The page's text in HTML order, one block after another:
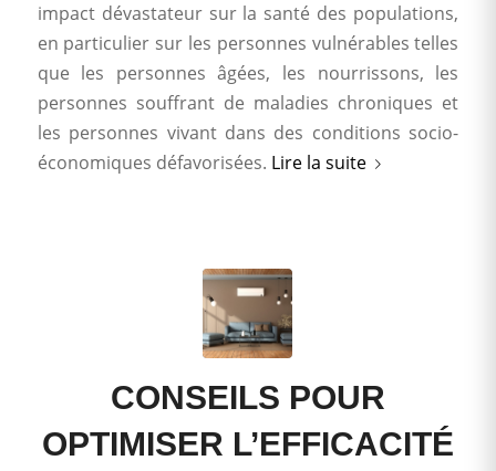
impact dévastateur sur la santé des populations,
en particulier sur les personnes vulnérables telles
que les personnes âgées, les nourrissons, les
personnes souffrant de maladies chroniques et
les personnes vivant dans des conditions socio-
économiques défavorisées. Lire la suite
CONSEILS POUR
OPTIMISER L’EFFICACITÉ